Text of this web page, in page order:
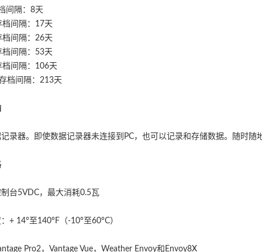
间隔：8天
档间隔：17天
档间隔：26天
档间隔：53天
档间隔：106天
档间隔：213天
录器。即使数据记录器未连接到PC，也可以记录和存储数据。随时
台5VDC，最大消耗0.5瓦
+ 14°至140°F（-10°至60°C）
Pro2，Vantage Vue，Weather Envoy和Envoy8X